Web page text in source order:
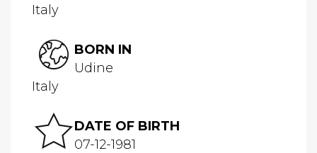
Italy
BORN IN
Udine
Italy
DATE OF BIRTH
07-12-1981